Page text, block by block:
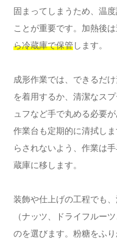
固まってしまうため、温
ことが重要です。加熱後は
ら冷蔵庫で保管します。
成形作業では、できるだ
を着用するか、清潔なス
ュフなど手で丸める必要
作業台も定期的に清拭し
らされないよう、作業は
蔵庫に移します。
装飾や仕上げの工程でも
（ナッツ、ドライフルー
のを選びます。粉糖をふ